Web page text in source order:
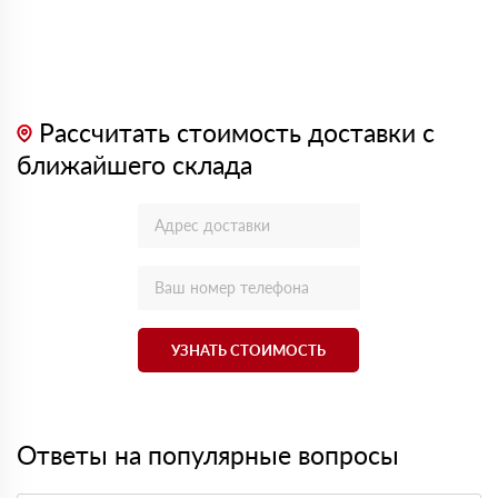
Рассчитать стоимость доставки с
ближайшего склада
УЗНАТЬ СТОИМОСТЬ
Ответы на популярные вопросы